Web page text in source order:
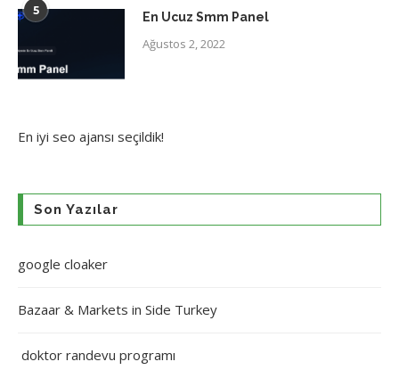
5 En Ucuz Smm Panel
Ağustos 2, 2022
En iyi seo ajansı seçildik!
Son Yazılar
google cloaker
Bazaar & Markets in Side Turkey
doktor randevu programı